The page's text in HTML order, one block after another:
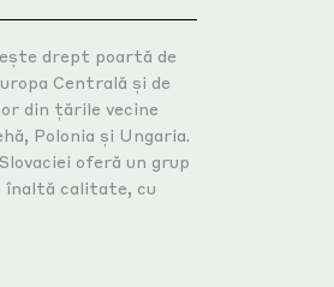
drept poartă de
Centrală și de
din țările vecine
Polonia și Ungaria.
oferă un grup
înaltă calitate, cu